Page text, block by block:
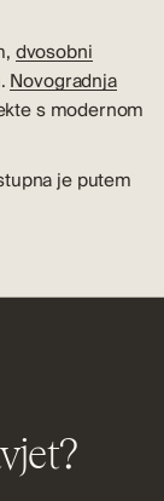
dvosobni
Novogradnja
s modernom
je putem